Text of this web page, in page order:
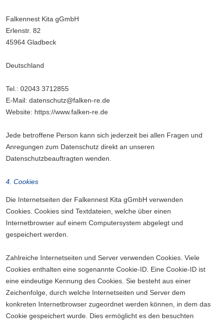
Falkennest Kita gGmbH
Erlenstr. 82
45964 Gladbeck
Deutschland
Tel.: 02043 3712855
E-Mail: datenschutz@falken-re.de
Website: https://www.falken-re.de
Jede betroffene Person kann sich jederzeit bei allen Fragen und
Anregungen zum Datenschutz direkt an unseren
Datenschutzbeauftragten wenden.
4. Cookies
Die Internetseiten der Falkennest Kita gGmbH verwenden
Cookies. Cookies sind Textdateien, welche über einen
Internetbrowser auf einem Computersystem abgelegt und
gespeichert werden.
Zahlreiche Internetseiten und Server verwenden Cookies. Viele
Cookies enthalten eine sogenannte Cookie-ID. Eine Cookie-ID ist
eine eindeutige Kennung des Cookies. Sie besteht aus einer
Zeichenfolge, durch welche Internetseiten und Server dem
konkreten Internetbrowser zugeordnet werden können, in dem das
Cookie gespeichert wurde. Dies ermöglicht es den besuchten